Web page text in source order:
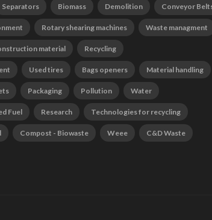
Separators Biomass Demolition Conveyor
Rotary shearing machines Waste managment
material Recycling
Used tires Bags openers Material handling
Packaging Pollution Water
Fuel Research Technologies for recycling
Compost - Biowaste Weee C&D Waste